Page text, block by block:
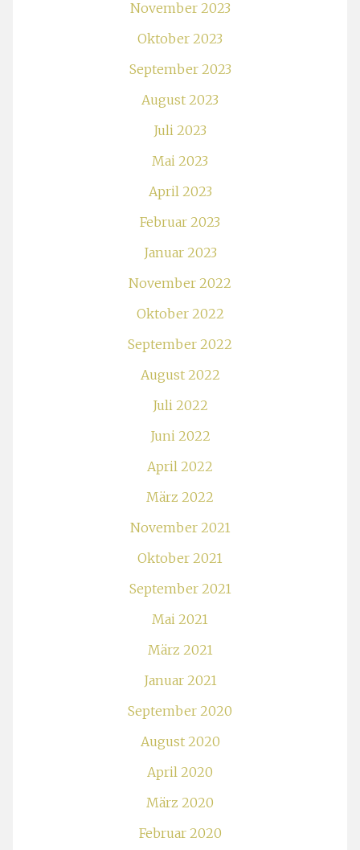
November 2023
Oktober 2023
September 2023
August 2023
Juli 2023
Mai 2023
April 2023
Februar 2023
Januar 2023
November 2022
Oktober 2022
September 2022
August 2022
Juli 2022
Juni 2022
April 2022
März 2022
November 2021
Oktober 2021
September 2021
Mai 2021
März 2021
Januar 2021
September 2020
August 2020
April 2020
März 2020
Februar 2020